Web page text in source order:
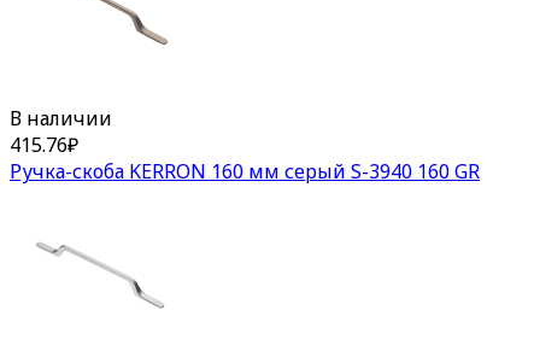
В наличии
415.76₽
Ручка-скоба KERRON 160 мм серый S-3940 160 GR